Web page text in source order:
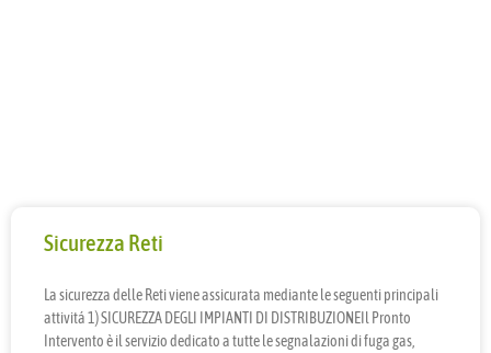
Sicurezza Reti
La sicurezza delle Reti viene assicurata mediante le seguenti principali
attivitá 1) SICUREZZA DEGLI IMPIANTI DI DISTRIBUZIONEIl Pronto
Intervento è il servizio dedicato a tutte le segnalazioni di fuga gas,